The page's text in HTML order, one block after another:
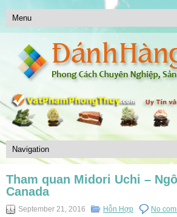
Tham quan Midori Uchi –
Canada
September 21, 2016 Hỗn Hợp No